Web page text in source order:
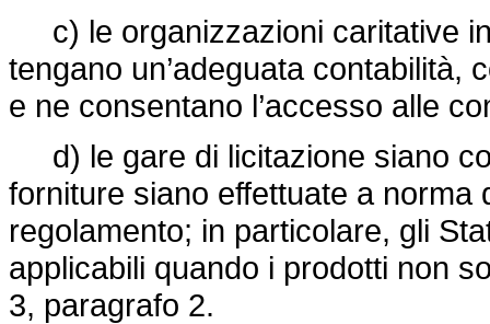
c) le organizzazioni caritative
tengano un’adeguata contabilità,
e ne consentano l’accesso alle
d) le gare di licitazione siano
forniture siano effettuate a norma
regolamento; in particolare, gli
applicabili quando i prodotti non
3, paragrafo 2.